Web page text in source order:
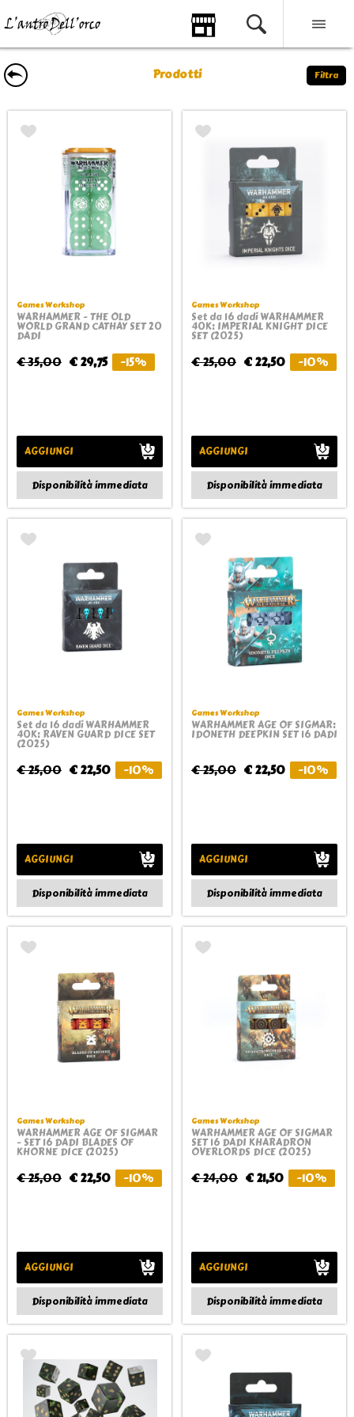
Prodotti Filtra
Games Workshop
WARHAMMER - THE OLD
WORLD GRAND CATHAY SET 20
DADI
€ 35,00 € 29,75 -15%
AGGIUNGI
Disponibilità immediata
Games Workshop
Set da 16 dadi WARHAMMER
40K: IMPERIAL KNIGHT DICE
SET (2025)
€ 25,00 € 22,50 -10%
AGGIUNGI
Disponibilità immediata
Games Workshop
Set da 16 dadi WARHAMMER
40K: RAVEN GUARD DICE SET
(2025)
€ 25,00 € 22,50 -10%
AGGIUNGI
Disponibilità immediata
Games Workshop
WARHAMMER AGE OF SIGMAR:
IDONETH DEEPKIN SET 16 DADI
€ 25,00 € 22,50 -10%
AGGIUNGI
Disponibilità immediata
Games Workshop
WARHAMMER AGE OF SIGMAR
- SET 16 DADI BLADES OF
KHORNE DICE (2025)
€ 25,00 € 22,50 -10%
AGGIUNGI
Disponibilità immediata
Games Workshop
WARHAMMER AGE OF SIGMAR
SET 16 DADI KHARADRON
OVERLORDS DICE (2025)
€ 24,00 € 21,50 -10%
AGGIUNGI
Disponibilità immediata